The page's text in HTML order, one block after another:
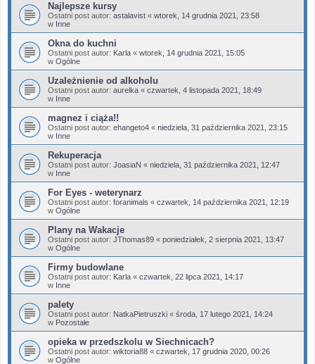
Najlepsze kursy
Ostatni post autor: astalavist « wtorek, 14 grudnia 2021, 23:58
w Inne
Okna do kuchni
Ostatni post autor: Karla « wtorek, 14 grudnia 2021, 15:05
w Ogólne
Uzależnienie od alkoholu
Ostatni post autor: aurelka « czwartek, 4 listopada 2021, 18:49
w Inne
magnez i ciąża!!
Ostatni post autor: ehangeto4 « niedziela, 31 października 2021, 23:15
w Inne
Rekuperacja
Ostatni post autor: JoasiaN « niedziela, 31 października 2021, 12:47
w Inne
For Eyes - weterynarz
Ostatni post autor: foranimals « czwartek, 14 października 2021, 12:19
w Ogólne
Plany na Wakacje
Ostatni post autor: JThomas89 « poniedziałek, 2 sierpnia 2021, 13:47
w Ogólne
Firmy budowlane
Ostatni post autor: Karla « czwartek, 22 lipca 2021, 14:17
w Inne
palety
Ostatni post autor: NatkaPietruszki « środa, 17 lutego 2021, 14:24
w Pozostałe
opieka w przedszkolu w Siechnicach?
Ostatni post autor: wiktoria88 « czwartek, 17 grudnia 2020, 00:26
w Ogólne